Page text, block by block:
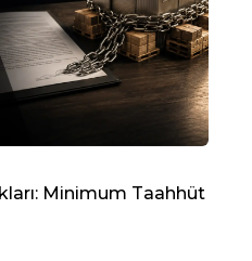
Minimum Taahhüt